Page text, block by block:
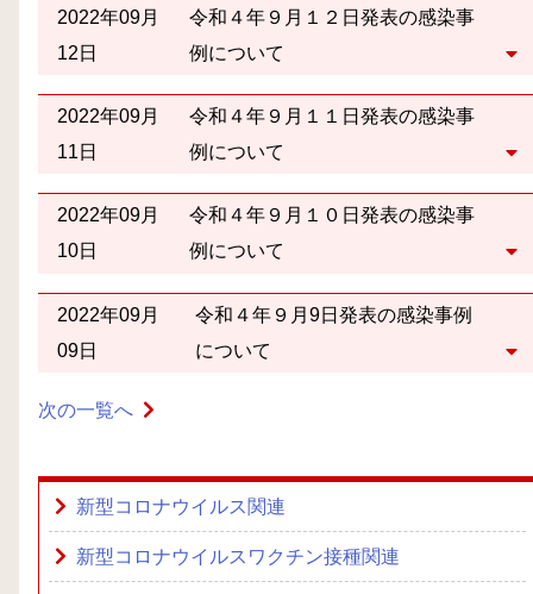
2022年09月
12日
令和４年９月１２日発表の感染事
例について
2022年09月
11日
令和４年９月１１日発表の感染事
例について
2022年09月
10日
令和４年９月１０日発表の感染事
例について
2022年09月
09日
令和４年９月9日発表の感染事例
について
次の一覧へ
新型コロナウイルス関連
新型コロナウイルスワクチン接種関連